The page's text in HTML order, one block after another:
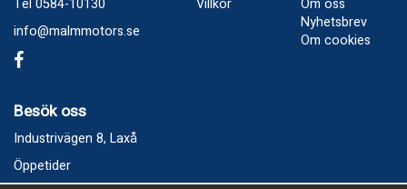
Tel 0584-10130
info@malmmotors.se
Villkor
Om oss
Nyhetsbrev
Om cookies
Besök oss
Industrivägen 8, Laxå
Öppetider